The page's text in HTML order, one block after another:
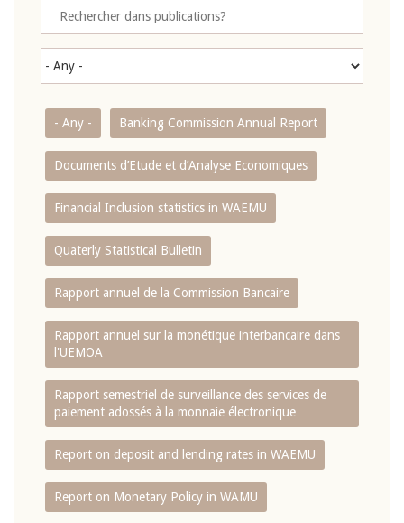
- Any - Banking Commission Annual Report
Documents d’Etude et d’Analyse Economiques
Financial Inclusion statistics in WAEMU
Quaterly Statistical Bulletin
Rapport annuel de la Commission Bancaire
Rapport annuel sur la monétique interbancaire dans
l'UEMOA
Rapport semestriel de surveillance des services de
paiement adossés à la monnaie électronique
Report on deposit and lending rates in WAEMU
Report on Monetary Policy in WAMU